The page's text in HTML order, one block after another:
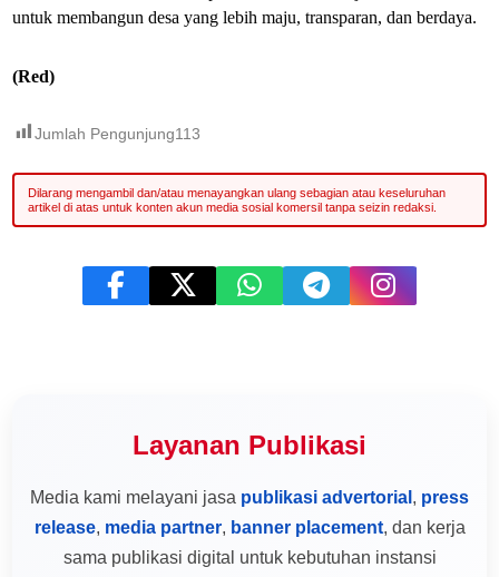
untuk membangun desa yang lebih maju, transparan, dan berdaya.
(Red)
Jumlah Pengunjung113
Layanan Publikasi
Media kami melayani jasa publikasi advertorial , press
release, media partner, banner placement, dan kerja
sama publikasi digital untuk kebutuhan instansi